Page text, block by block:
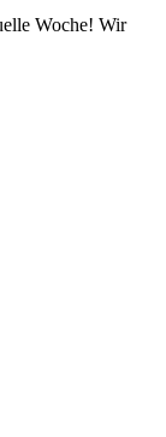
Woche! Wir